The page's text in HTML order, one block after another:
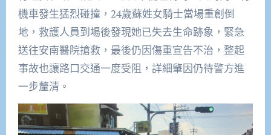
機車發生猛烈碰撞，24歲蘇姓女騎士當場重創倒
地，救護人員到場後發現她已失去生命跡象，緊急
送往安南醫院搶救，最後仍因傷重宣告不治，整起
事故也讓路口交通一度受阻，詳細肇因仍待警方進
一步釐清。